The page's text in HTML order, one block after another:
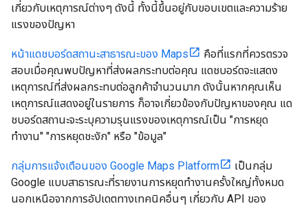
เกี่ยวกับเหตุการณ์ต่างๆ ดังนี้ ทั้งนี้ขึ้นอยู่กับขอบเขตและความร้าย
แรงของปัญหา
หน้าแดชบอร์ดสถานะสาธารณะของ Maps
คือที่แรกที่ควรตรวจ
สอบเมื่อคุณพบปัญหาที่ส่งผลกระทบต่อคุณ แดชบอร์ดจะแสดง
เหตุการณ์ที่ส่งผลกระทบต่อลูกค้าจํานวนมาก ดังนั้นหากคุณเห็น
เหตุการณ์แสดงอยู่ในรายการ ก็อาจเกี่ยวข้องกับปัญหาของคุณ แด
ชบอร์ดสถานะจะระบุความรุนแรงของเหตุการณ์เป็น "การหยุด
ทำงาน" "การหยุดชะงัก" หรือ "ข้อมูล"
กลุ่มการแจ้งเตือนของ Google Maps Platform
เป็นกลุ่ม
Google แบบสาธารณะที่รายงานการหยุดทำงานครั้งใหญ่ทั้งหมด
นอกเหนือจากการอัปเดตทางเทคนิคอื่นๆ เกี่ยวกับ API ของ